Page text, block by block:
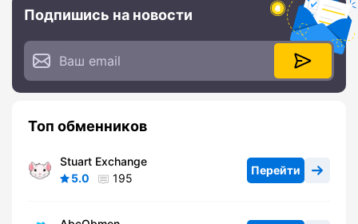
Подпишись на новости
Топ обменников
Stuart Exchange
5.0
195
Перейти